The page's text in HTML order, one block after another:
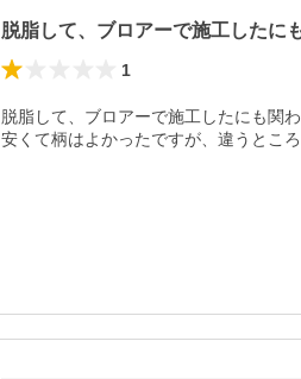
脱脂して、ブロアーで施工したに
1
脱脂して、ブロアーで施工したにも関
安くて柄はよかったですが、違うとこ